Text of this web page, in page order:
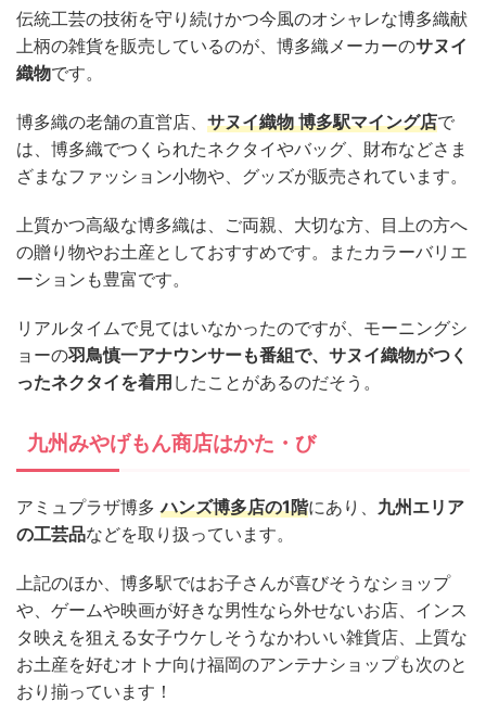
伝統工芸の技術を守り続けかつ今風のオシャレな博多織献
上柄の雑貨を販売しているのが、博多織メーカーのサヌイ
織物です。
博多織の老舗の直営店、 サヌイ織物 博多駅マイング店で
は、博多織でつくられたネクタイやバッグ、財布などさま
ざまなファッション小物や、グッズが販売されています。
上質かつ高級な博多織は、ご両親、大切な方、目上の方へ
の贈り物やお土産としておすすめです。またカラーバリエ
ーションも豊富です。
リアルタイムで見てはいなかったのですが、モーニングシ
ョーの羽鳥慎一アナウンサーも番組で、サヌイ織物がつく
ったネクタイを着用 したことがあるのだそう。
九州みやげもん商店はかた・び
アミュプラザ博多ハンズ博多店の1階にあり、 九州エリア
の工芸品などを取り扱っています。
上記のほか、博多駅ではお子さんが喜びそうなショップ
や、ゲームや映画が好きな男性なら外せないお店、インス
タ映えを狙える女子ウケしそうなかわいい雑貨店、上質な
お土産を好むオトナ向け福岡のアンテナショップも次のと
おり揃っています！